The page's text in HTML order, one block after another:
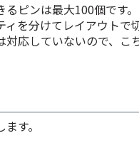
るピンは最大100個です
ィを分けてレイアウト
応していないので、こ
す。